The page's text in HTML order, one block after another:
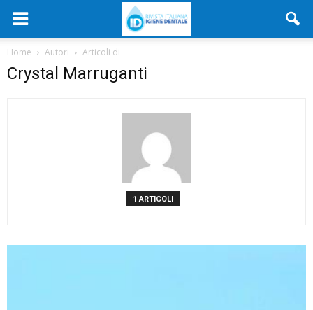
Home Autori Articoli di
Crystal Marruganti
1 ARTICOLI